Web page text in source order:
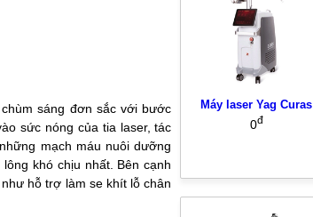
Máy laser Yag Curas
0đ
sáng đơn sắc với bước
sức nóng của tia laser, tác
mạch máu nuôi dưỡng
khó chịu nhất. Bên cạnh
hỗ trợ làm se khít lỗ chân